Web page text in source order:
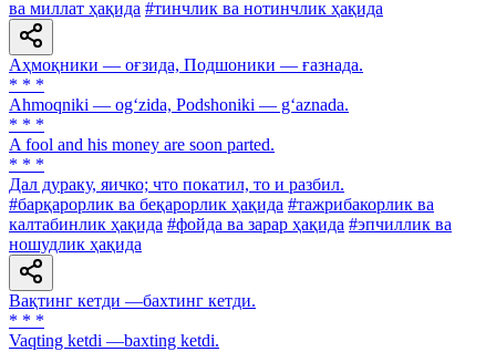
ва миллат ҳақида #тинчлик ва нотинчлик ҳақида
Аҳмоқники — оғзида, Подшоники — ғазнада.
* * *
Ahmoqniki — og‘zida, Podshoniki — g‘aznada.
* * *
A fool and his money are soon parted.
* * *
Дал дураку, яичко; что покатил, то и разбил.
#барқарорлик ва беқарорлик ҳақида #тажрибакорлик ва
калтабинлик ҳақида #фойда ва зарар ҳақида #эпчиллик ва
ношудлик ҳақида
Вақтинг кетди —бахтинг кетди.
* * *
Vaqting ketdi —baxting ketdi.